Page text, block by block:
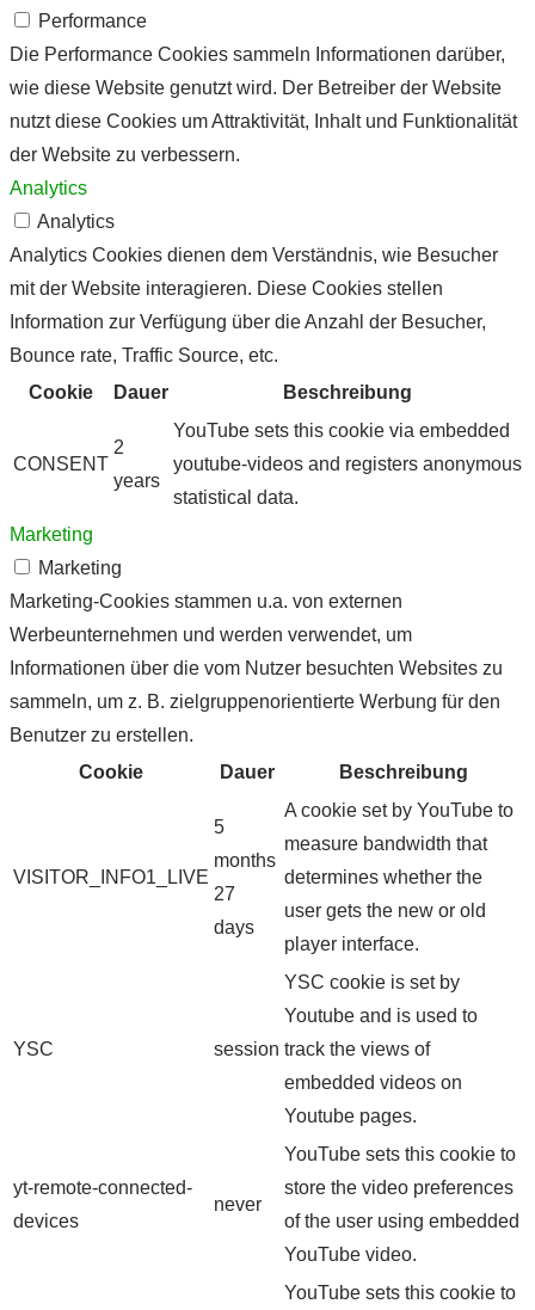
Performance
Die Performance Cookies sammeln Informationen darüber,
wie diese Website genutzt wird. Der Betreiber der Website
nutzt diese Cookies um Attraktivität, Inhalt und Funktionalität
der Website zu verbessern.
Analytics
Analytics
Analytics Cookies dienen dem Verständnis, wie Besucher
mit der Website interagieren. Diese Cookies stellen
Information zur Verfügung über die Anzahl der Besucher,
Bounce rate, Traffic Source, etc.
Cookie
Dauer Beschreibung
CONSENT
2
years
YouTube sets this cookie via embedded
youtube-videos and registers anonymous
statistical data.
Marketing
Marketing
Marketing-Cookies stammen u.a. von externen
Werbeunternehmen und werden verwendet, um
Informationen über die vom Nutzer besuchten Websites zu
sammeln, um z. B. zielgruppenorientierte Werbung für den
Benutzer zu erstellen.
Cookie
Dauer Beschreibung
VISITOR_INFO1_LIVE
5
months
27
days
A cookie set by YouTube to
measure bandwidth that
determines whether the
user gets the new or old
player interface.
YSC session
YSC cookie is set by
Youtube and is used to
track the views of
embedded videos on
Youtube pages.
yt-remote-connected-
devices
never
YouTube sets this cookie to
store the video preferences
of the user using embedded
YouTube video.
YouTube sets this cookie to